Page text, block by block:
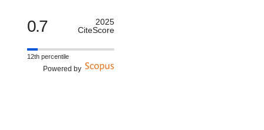
0.7
2025
CiteScore
12th percentile
Powered by